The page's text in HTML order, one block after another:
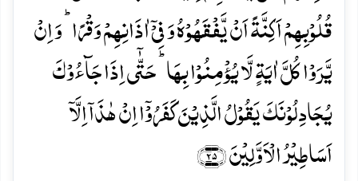
قُلُوۡبِہِمۡ اَکِنَّۃً اَنۡ یَّفۡقَہُوۡہُ وَ فِیۡۤ اٰذَانِہِمۡ وَقۡرًا ؕ وَ اِنۡ
یَّرَوۡا کُلَّ اٰیَۃٍ لَّا یُؤۡمِنُوۡا بِہَا ؕ حَتّٰۤی اِذَا جَآءُوۡکَ
یُجَادِلُوۡنَکَ یَقُوۡلُ الَّذِیۡنَ کَفَرُوۡۤا اِنۡ ہٰذَاۤ اِلَّاۤ
اَسَاطِیۡرُ الۡاَوَّلِیۡنَ ﴿۲۵﴾